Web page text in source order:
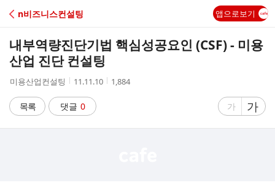
C
A
n비즈니스컨설팅 앱으로보기
내부역량진단기법 핵심성공요인 (CSF) - 미용
산업 진단 컨설팅
작
자
미용산업컨설팅
작
시
간
11.11.10
조
1,884
목록 댓글 0
글
가
글
자
가